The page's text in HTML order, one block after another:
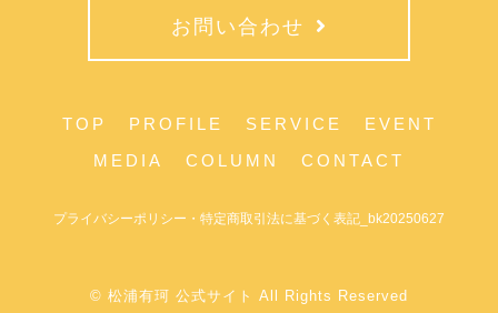
お問い合わせ
TOP PROFILE SERVICE
EVENT
MEDIA
COLUMN CONTACT
プライバシーポリシー・特定商取引法に基づく表記_bk20250627
© 松浦有珂 公式サイト All Rights Reserved